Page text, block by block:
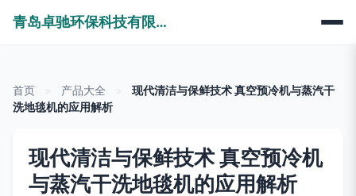
青岛卓驰环保科技有限公司
首页 产品大全
现代清洁与保鲜技术 真空预冷机与蒸汽干
洗地毯机的应用解析
现代清洁与保鲜技术 真空预冷机
与蒸汽干洗地毯机的应用解析